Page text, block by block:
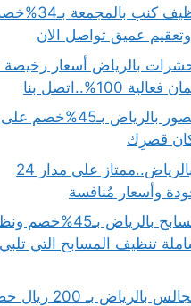
افضل شركة تنظيف
وتعقيم عميق تواصل الان
بالرياض أسعار رخيصة
شركة تنظيف قصور بالرياض
قصرِك
كهربائي منازل بالرياض..ممتاز على مدار 24
شركة تنظيف مسابح بالرياض
تنظيف المسابح التي
شركة تنظيف مجالس